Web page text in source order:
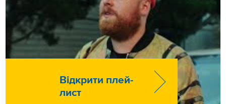
Відкрити плей-
лист